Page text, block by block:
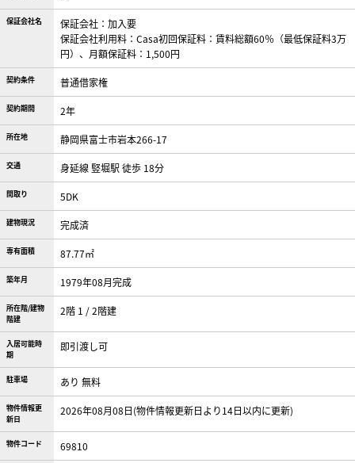
保証会社名
保証会社：加入要
保証会社利用料：Casa初回保証料：賃料総額60％（最低保証料3万
円）、月額保証料：1,500円
契約条件 普通借家権
契約期間 2年
所在地 静岡県富士市岩本266-17
交通 身延線 竪堀駅 徒歩 18分
間取り 5DK
建物現況 完成済
専有面積 87.77㎡
築年月 1979年08月完成
所在階/建物
階建
2階 1 / 2階建
入居可能時
期
即引渡し可
駐車場 あり 無料
物件情報更
新日
2026年08月08日(物件情報更新日より14日以内に更新)
物件コード 69810